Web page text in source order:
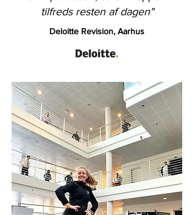
tilfreds resten af dagen"
Deloitte Revision, Aarhus